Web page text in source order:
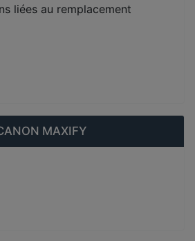
liées au remplacement
MAXIFY